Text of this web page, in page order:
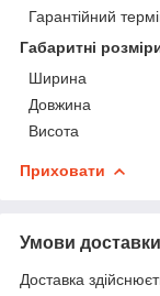
Гарантійний
Габаритні
Ширина
Довжина
Висота
Приховати
Умови доставки
Доставка